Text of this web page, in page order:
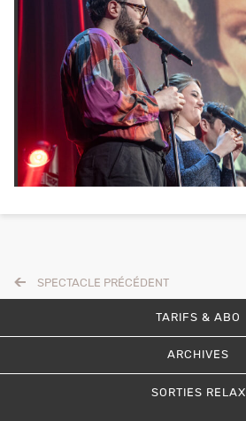
SPECTACLE PRÉCÉDENT
TARIFS & ABO
ARCHIVES
SORTIES RELAX